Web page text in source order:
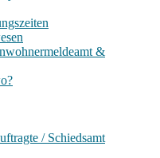
&
/ Schiedsamt